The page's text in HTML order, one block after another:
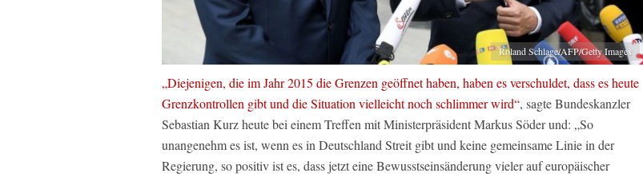
Roland Schlage/AFP/Getty Images
„Diejenigen, die im Jahr 2015 die Grenzen geöffnet haben, haben es verschuldet, dass es heute
Grenzkontrollen gibt und die Situation vielleicht noch schlimmer wird“, sagte Bundeskanzler
Sebastian Kurz heute bei einem Treffen mit Ministerpräsident Markus Söder und: „So
unangenehm es ist, wenn es in Deutschland Streit gibt und keine gemeinsame Linie in der
Regierung, so positiv ist es, dass jetzt eine Bewusstseinsänderung vieler auf europäischer